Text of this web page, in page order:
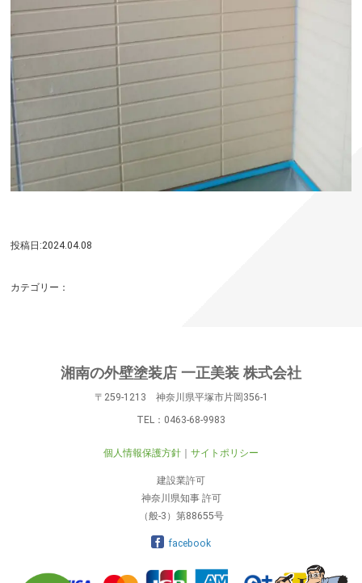
投稿日:2024.04.08
カテゴリー：
湘南の外壁塗装店 一正美装 株式会社
〒259-1213 神奈川県平塚市片岡356-1
TEL： 0463-68-9983
個人情報保護方針 サイトポリシー
建設業許可
神奈川県知事 許可
（般-3）第88655号
facebook